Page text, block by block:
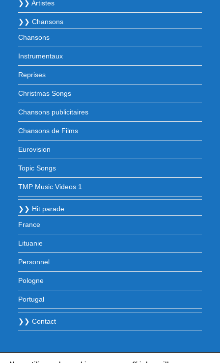
❯❯ Artistes
❯❯ Chansons
Chansons
Instrumentaux
Reprises
Christmas Songs
Chansons publicitaires
Chansons de Films
Eurovision
Topic Songs
TMP Music Videos 1
❯❯ Hit parade
France
Lituanie
Personnel
Pologne
Portugal
❯❯ Contact